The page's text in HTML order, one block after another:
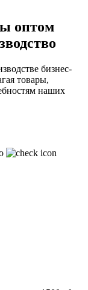
оптом
бизнес-
товары,
наших